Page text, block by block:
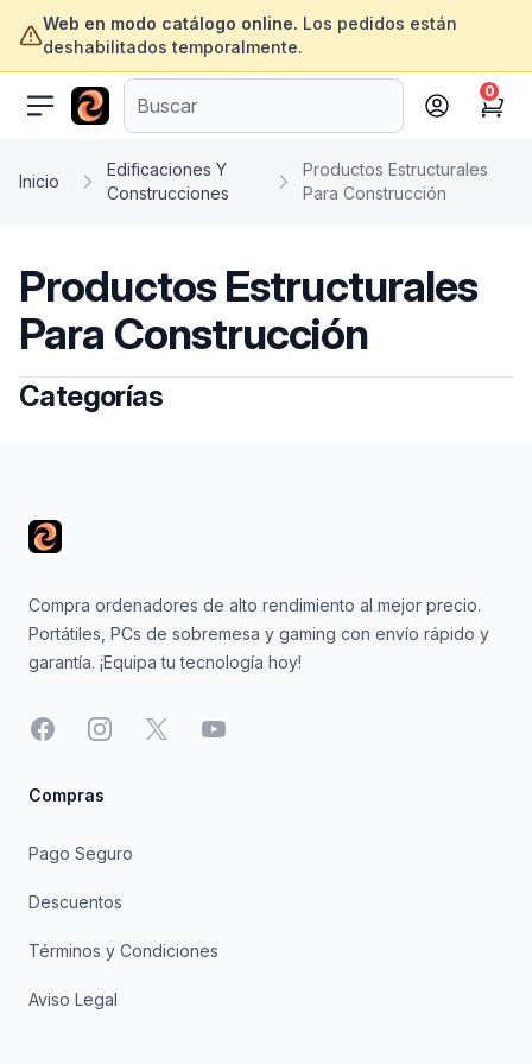
Web en modo catálogo online. Los pedidos están
deshabilitados temporalmente.
ofertasinformatica.com
Cart
0
Inicio
Edificaciones Y
Construcciones
Productos Estructurales
Para Construcción
Productos Estructurales
Para Construcción
Categorías
Compra ordenadores de alto rendimiento al mejor precio.
Portátiles, PCs de sobremesa y gaming con envío rápido y
garantía. ¡Equipa tu tecnología hoy!
FacebookInstagram
X YouTube
Compras
Pago Seguro
Descuentos
Términos y Condiciones
Aviso Legal